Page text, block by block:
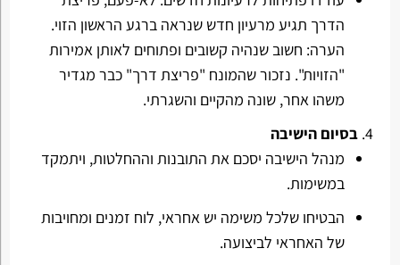
הדרך תגיע מרעיון חדש שנראה ברגע הראשון הזוי.
הערה: חשוב שנהיה קשובים ופתוחים לאותן אמירות
"הזויות". נזכור שהמונח "פריצת דרך" כבר מגדיר
משהו אחר, שונה מהקיים והשגרתי.
בסיום הישיבה
מנהל הישיבה יסכם את התובנות וההחלטות, ויתמקד
במשימות.
הבטיחו שלכל משימה יש אחראי, לוח זמנים ומחויבות
של האחראי לביצועה.